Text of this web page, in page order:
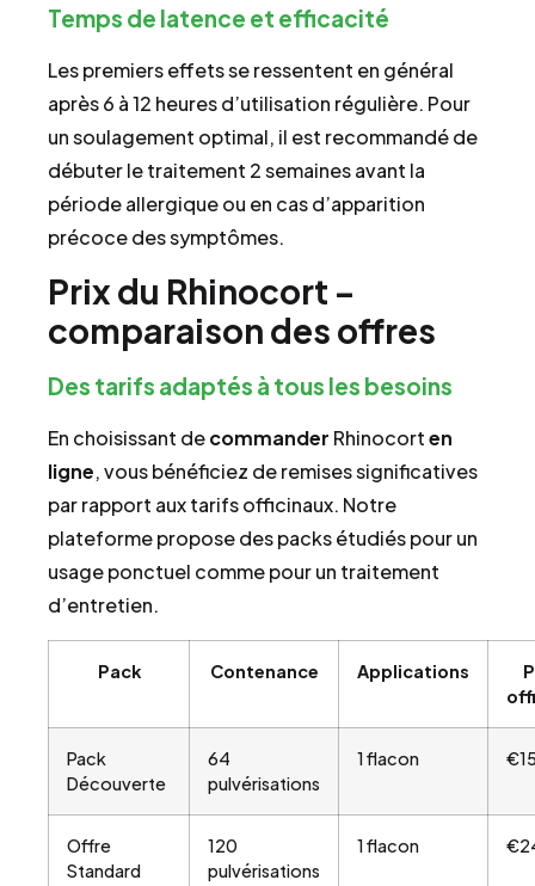
Temps de latence et efficacité
Les premiers effets se ressentent en général
après 6 à 12 heures d’utilisation régulière. Pour
un soulagement optimal, il est recommandé de
débuter le traitement 2 semaines avant la
période allergique ou en cas d’apparition
précoce des symptômes.
Prix du Rhinocort –
comparaison des offres
Des tarifs adaptés à tous les besoins
En choisissant decommander Rhinocorten
ligne, vous bénéficiez de remises significatives
par rapport aux tarifs officinaux. Notre
plateforme propose des packs étudiés pour un
usage ponctuel comme pour un traitement
d’entretien.
Pack Contenance Applications
Pack
Découverte
64
pulvérisations
1 flacon
Offre
Standard
120
pulvérisations
1 flacon